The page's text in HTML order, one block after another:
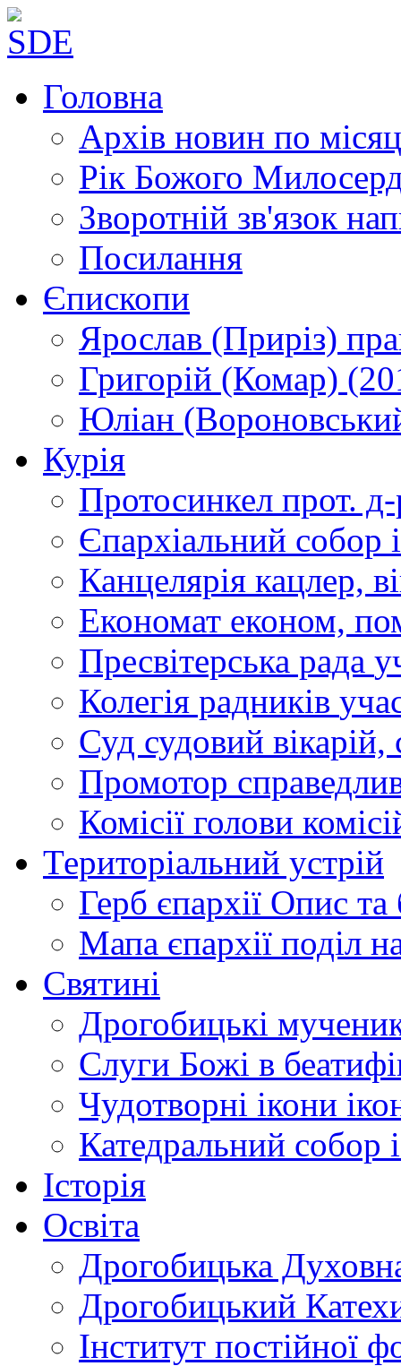
Головна
Архів новин по
Рік Божого
Зворотній зв'язок
Посилання
Єпископи
Ярослав (Приріз)
Григорій (Комар)
Юліан
Курія
Протосинкел прот.
Єпархіальний собор
Канцелярія кацлер,
Економат економ,
Пресвітерська рада
Колегія радників
Суд судовий вікарій,
Промотор
Комісії голови
Територіальний устрій
Герб єпархії Опис та
Мапа єпархії поділ
Святині
Дрогобицькі
Слуги Божі в
Чудотворні ікони
Катедральний собор
Історія
Освіта
Дрогобицька
Дрогобицький
Інститут постійної